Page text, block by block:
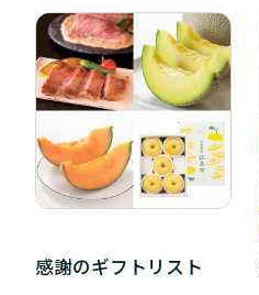
感謝のギフトリスト